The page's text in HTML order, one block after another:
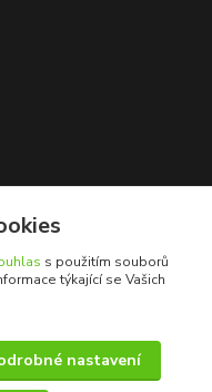
s použitím souborů
týkající se Vašich
nastavení